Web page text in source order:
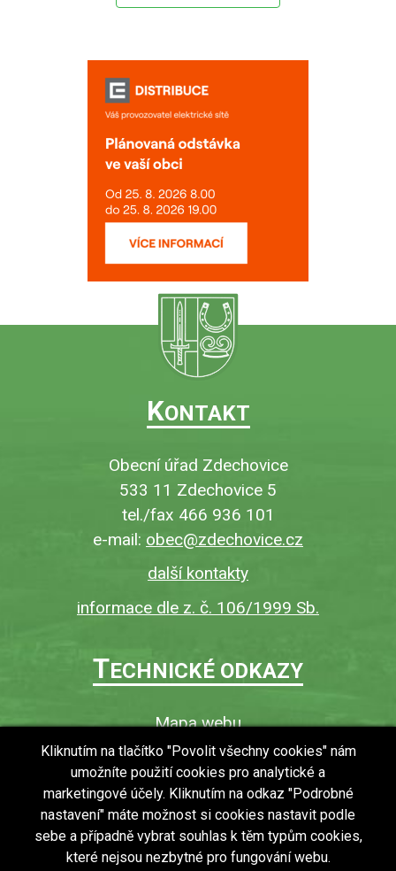
KONTAKT
Obecní úřad Zdechovice
533 11 Zdechovice 5
tel./fax 466 936 101
e-mail: obec@zdechovice.cz
další kontakty
informace dle z. č. 106/1999 Sb.
TECHNICKÉ ODKAZY
Mapa webu
O webu
Povinně zveřejňované informace
Ochrana osobních údajů (GDPR)
Vyhledávání
RSS
Kliknutím na tlačítko "Povolit všechny cookies" nám
umožníte použití cookies pro analytické a
marketingové účely. Kliknutím na odkaz "Podrobné
nastavení" máte možnost si cookies nastavit podle
sebe a případně vybrat souhlas k těm typům cookies,
které nejsou nezbytné pro fungování webu.